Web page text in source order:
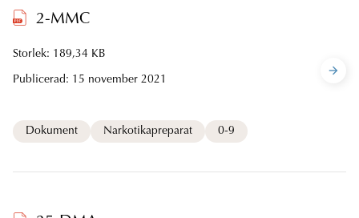
2-MMC
Storlek: 189,34 KB
Publicerad: 15 november 2021
Dokument Narkotikapreparat 0-9